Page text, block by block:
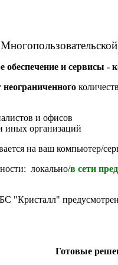
обеспечение и сервисы
неограниченного
и офисов
иных организаций
на ваш компьютер/
локально/в сети
предусмотрен
Готовые